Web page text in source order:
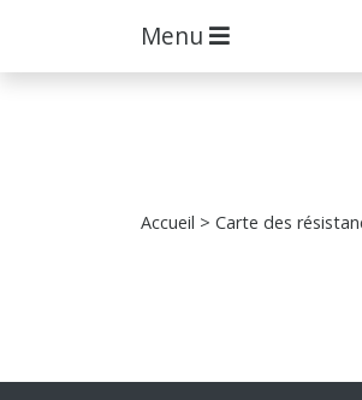
Menu
Accueil > Carte des